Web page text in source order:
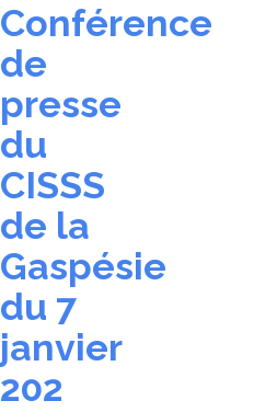
Conférence
de
presse
du
CISSS
de la
Gaspésie
du 7
janvier
202